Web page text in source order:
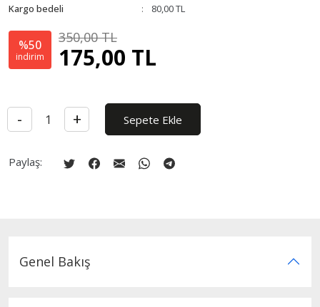
Kargo bedeli
: 80,00 TL
%50
indirim
350,00 TL
175,00 TL
- + Sepete Ekle
Paylaş:
Genel Bakış